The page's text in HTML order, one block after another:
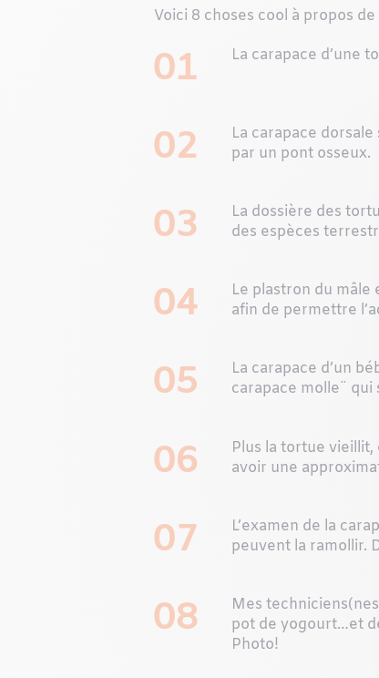
Voici 8 choses cool à propos
01 La carapace d’une
02
La carapace
par un pont osseux.
03
La dossière des
des espèces
04
Le plastron du mâle
afin de permettre
05 La carapace d’un
carapace molle¨ qui
06
Plus la tortue
avoir une
07
L’examen de la
peuvent la ramollir.
08 Mes
pot de yogourt…et
Photo!